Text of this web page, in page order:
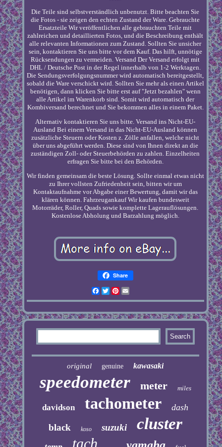
Die Teile sind selbstverständlich unbenutzt. Bitte beachten Sie
die Fotos - sie zeigen den echten Zustand der Ware. Gebrauchte
Ersatzteile Wir veröffentlichen alle gebrauchten Teile mit
zahlreichen und detaillierten Fotos, und die Beschreibung enthält
alle relevanten Informationen zum Zustand. Sollten Sie unsicher
sein, kontaktieren Sie uns bitte vor dem Kauf. Das hilft, unnötige
Rücksendungen zu vermeiden. Versand Der Versand erfolgt mit
DHL / Deutsche Post in der Regel innerhalb von 1-2 Werktagen.
Die Sendungsverfolgungsnummer wird automatisch bereitgestellt,
sobald die Ware verschickt wird. Sollten Sie mehr als einen Artikel
benötigen, dann klicken Sie bitte erst auf "Jetzt bezahlen" wenn
alle Artikel im Warenkorb sind. Somit wird automatisch der
Kombiversand berechnet und Sie bekommen alles in einem Paket.
Alternativ kontaktieren Sie uns bitte. Versand ins Nicht-EU-
Ausland Bei einem Versand in das Nicht-EU-Ausland können
zusätzliche Steuern oder Kosten z. Zölle anfallen, welche nicht
über uns abgeführt werden. Diese sind von Ihnen direkt an die
zuständigen Zoll- oder Steuerbehörden zu zahlen. Einzelheiten
erfragen Sie bitte bei den Behörden.
Wir finden gemeinsam die beste Lösung. Sollte einmal etwas nicht
zu Ihrer vollsten Zufriedenheit sein, bitten wir um
Kontaktaufnahme vor Abgabe einer Bewertung, damit wir das
klären können. Fahrzeugankauf Wir kaufen bundesweit
Motorräder, Roller, Quads sowie komplette Lagerauflösungen.
Kostenlose Abholung und Barzahlung möglich.
Share
Facebook
TwitterPinterest
original genuine kawasaki
speedometer meter miles
davidson tachometer dash
black koso suzuki cluster
tach